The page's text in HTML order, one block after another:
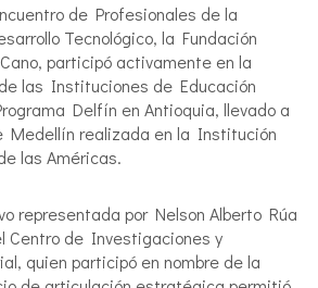
de Profesionales de la
Tecnológico, la Fundación
participó activamente en la
las Instituciones de Educación
Delfín en Antioquia, llevado a
Medellín realizada en la Institución
las Américas.
representada por Nelson Alberto Rúa
Centro de Investigaciones y
quien participó en nombre de la